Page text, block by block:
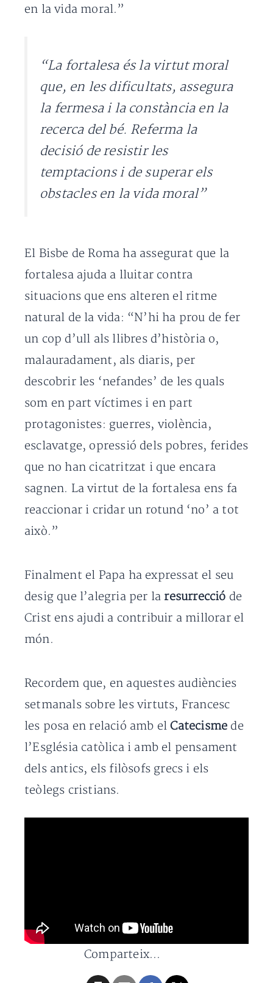
en la vida moral.”
“La fortalesa és la virtut moral
que, en les dificultats, assegura
la fermesa i la constància en la
recerca del bé. Referma la
decisió de resistir les
temptacions i de superar els
obstacles en la vida moral”
El Bisbe de Roma ha assegurat que la
fortalesa ajuda a lluitar contra
situacions que ens alteren el ritme
natural de la vida: “N’hi ha prou de fer
un cop d’ull als llibres d’història o,
malauradament, als diaris, per
descobrir les ‘nefandes’ de les quals
som en part víctimes i en part
protagonistes: guerres, violència,
esclavatge, opressió dels pobres, ferides
que no han cicatritzat i que encara
sagnen. La virtut de la fortalesa ens fa
reaccionar i cridar un rotund ‘no’ a tot
això.”
Finalment el Papa ha expressat el seu
desig que l’alegria per la resurrecció de
Crist ens ajudi a contribuir a millorar el
món.
Recordem que, en aquestes audiències
setmanals sobre les virtuts, Francesc
les posa en relació amb elCatecisme de
l’Església catòlica i amb el pensament
dels antics, els filòsofs grecs i els
teòlegs cristians.
Comparteix...